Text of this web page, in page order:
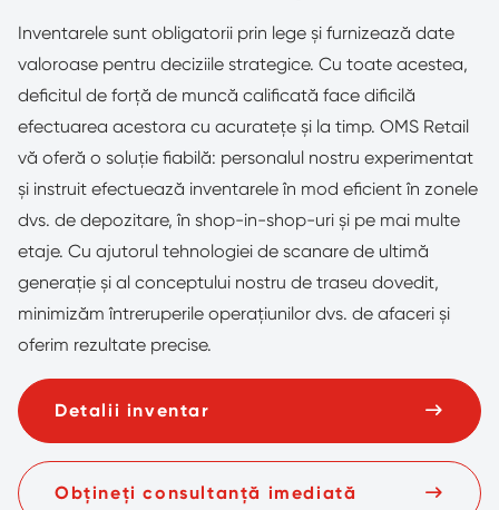
Inventarele sunt obligatorii prin lege și furnizează date
valoroase pentru deciziile strategice. Cu toate acestea,
deficitul de forță de muncă calificată face dificilă
efectuarea acestora cu acuratețe și la timp. OMS Retail
vă oferă o soluție fiabilă: personalul nostru experimentat
și instruit efectuează inventarele în mod eficient în zonele
dvs. de depozitare, în shop-in-shop-uri și pe mai multe
etaje. Cu ajutorul tehnologiei de scanare de ultimă
generație și al conceptului nostru de traseu dovedit,
minimizăm întreruperile operațiunilor dvs. de afaceri și
oferim rezultate precise.
Detalii inventar
Obțineți consultanță imediată